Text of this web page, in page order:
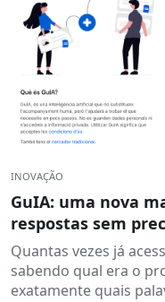
INOVAÇÃO
GuIA: uma nova
respostas sem
Quantas vezes já
sabendo qual era o
exatamente quais